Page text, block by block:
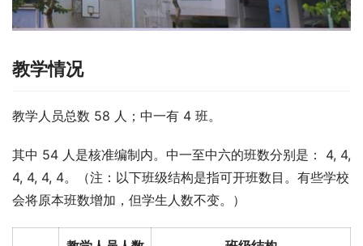
教学情况
教学人员总数 58 人；中一有 4 班。
其中 54 人是核准编制内。中一至中六的班数分别是： 4, 4,
4, 4, 4, 4。（注：以下班级结构是指可开班数目。有些学校
会将原本班数增加，但学生人数不变。）